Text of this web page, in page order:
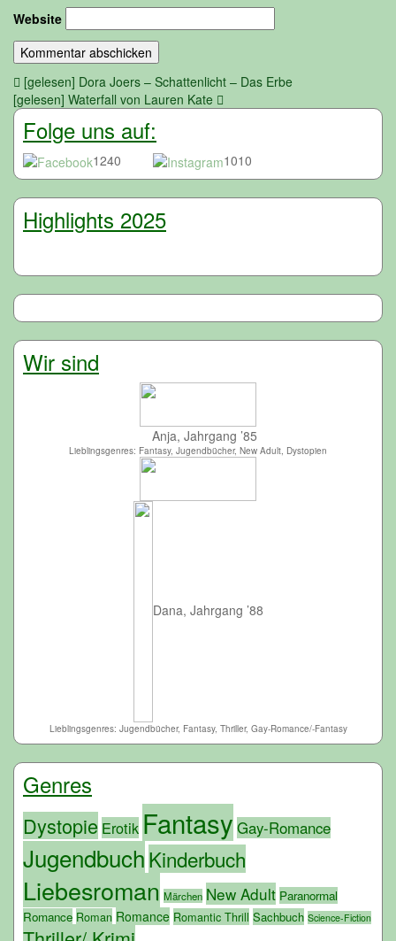
Website
Beitragsnavigation
[gelesen] Dora Joers – Schattenlicht – Das Erbe
[gelesen] Waterfall von Lauren Kate
Folge uns auf:
1240 1010
Highlights 2025
Wir sind
Anja, Jahrgang ’85
Lieblingsgenres: Fantasy, Jugendbücher, New Adult, Dystopien
Dana, Jahrgang ’88
Lieblingsgenres: Jugendbücher, Fantasy, Thriller, Gay-Romance/-Fantasy
Genres
Dystopie Erotik Fantasy Gay-Romance
JugendbuchKinderbuch
Liebesroman Märchen New Adult Paranormal
Romance Roman Romance Romantic Thrill Sachbuch Science-Fiction